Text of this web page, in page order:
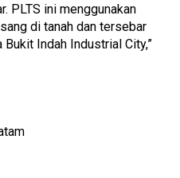
PLTS ini menggunakan
di tanah dan tersebar
Indah Industrial City,”